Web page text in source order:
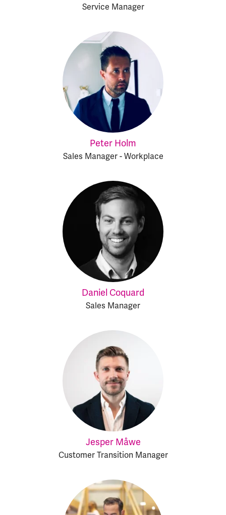
Service Manager
Peter Holm
Sales Manager - Workplace
Daniel Coquard
Sales Manager
Jesper Måwe
Customer Transition Manager